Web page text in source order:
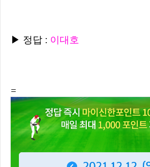
▶ 정답 : 이대호
=